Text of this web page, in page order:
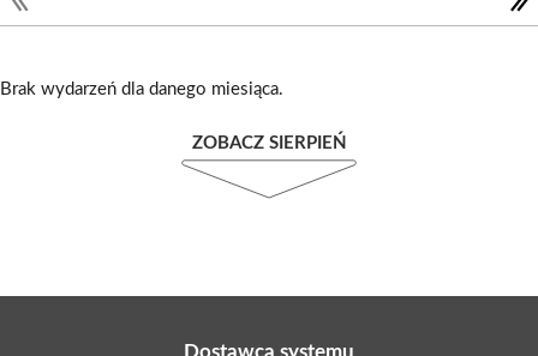
Brak wydarzeń dla danego miesiąca.
ZOBACZ SIERPIEŃ